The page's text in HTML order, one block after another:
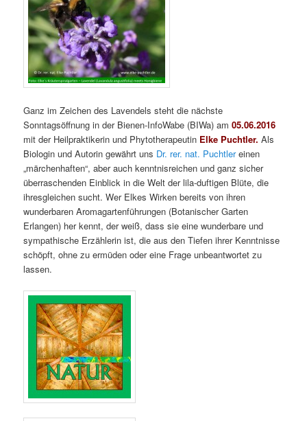
Ganz im Zeichen des Lavendels steht die nächste
Sonntagsöffnung in der Bienen-InfoWabe (BIWa) am05.06.2016
mit der Heilpraktikerin und Phytotherapeutin Elke Puchtler. Als
Biologin und Autorin gewährt uns Dr. rer. nat. Puchtlereinen
„märchenhaften“, aber auch kenntnisreichen und ganz sicher
überraschenden Einblick in die Welt der lila-duftigen Blüte, die
ihresgleichen sucht. Wer Elkes Wirken bereits von ihren
wunderbaren Aromagartenführungen (Botanischer Garten
Erlangen) her kennt, der weiß, dass sie eine wunderbare und
sympathische Erzählerin ist, die aus den Tiefen ihrer Kenntnisse
schöpft, ohne zu ermüden oder eine Frage unbeantwortet zu
lassen.